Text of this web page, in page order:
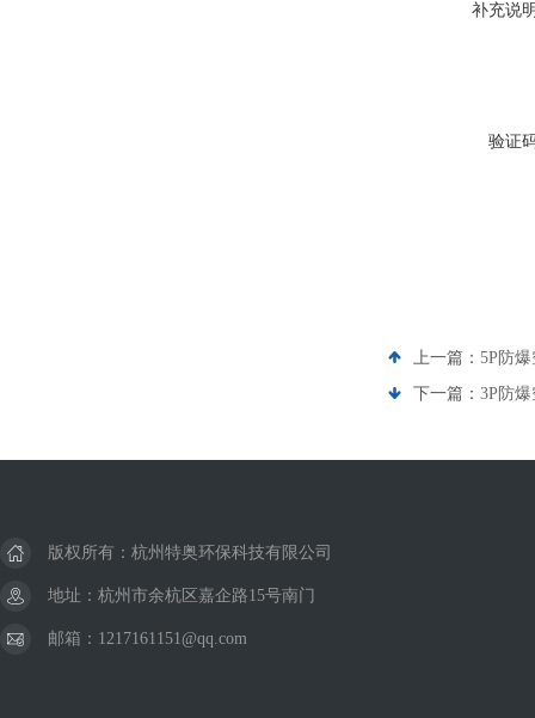
补充说
验证
上一篇： 5P防
下一篇： 3P防
版权所有：杭州特奥环保科技有限公司
地址：杭州市余杭区嘉企路15号南门
邮箱：1217161151@qq.com